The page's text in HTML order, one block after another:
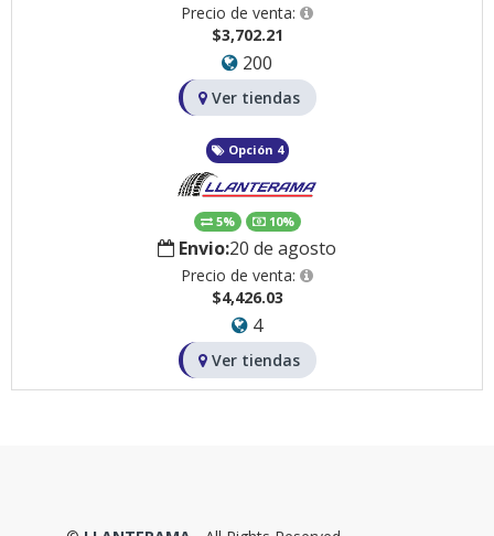
Precio de venta:
$3,702.21
200
Ver tiendas
Opción 4
5% 10%
Envio:20 de agosto
Precio de venta:
$4,426.03
4
Ver tiendas